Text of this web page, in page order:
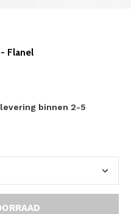
Flanel
binnen 2-5